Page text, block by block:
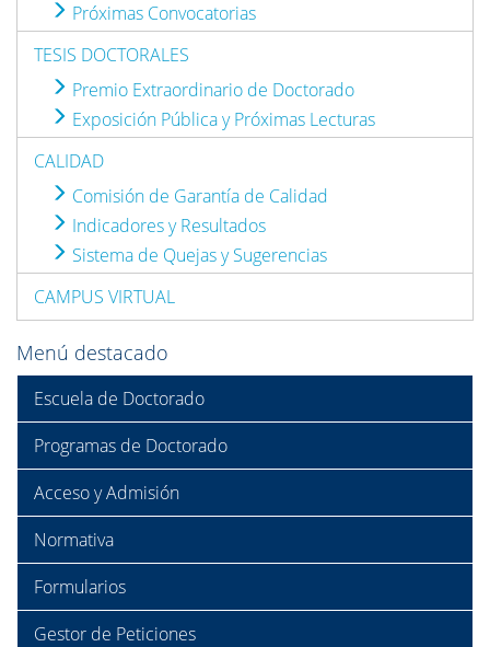
Próximas Convocatorias
TESIS DOCTORALES
Premio Extraordinario de Doctorado
Exposición Pública y Próximas Lecturas
CALIDAD
Comisión de Garantía de Calidad
Indicadores y Resultados
Sistema de Quejas y Sugerencias
CAMPUS VIRTUAL
Menú destacado
Escuela de Doctorado
Programas de Doctorado
Acceso y Admisión
Normativa
Formularios
Gestor de Peticiones